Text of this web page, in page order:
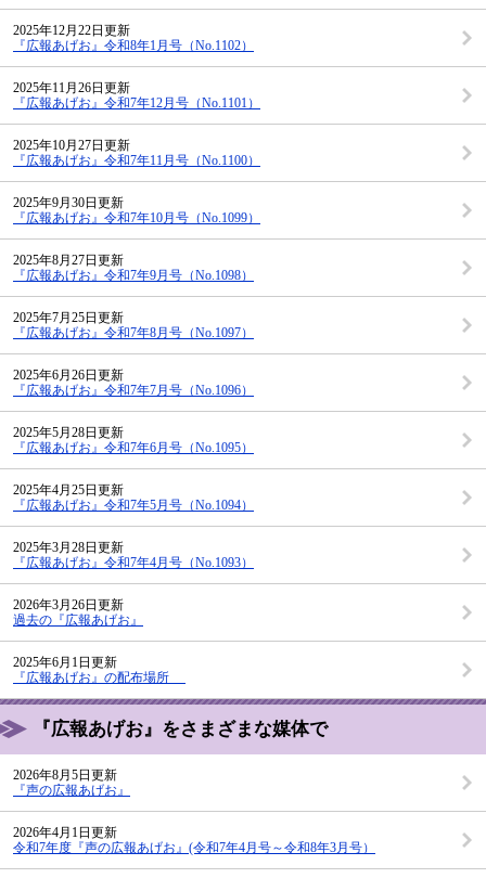
2025年12月22日更新
『広報あげお』令和8年1月号（No.1102）
2025年11月26日更新
『広報あげお』令和7年12月号（No.1101）
2025年10月27日更新
『広報あげお』令和7年11月号（No.1100）
2025年9月30日更新
『広報あげお』令和7年10月号（No.1099）
2025年8月27日更新
『広報あげお』令和7年9月号（No.1098）
2025年7月25日更新
『広報あげお』令和7年8月号（No.1097）
2025年6月26日更新
『広報あげお』令和7年7月号（No.1096）
2025年5月28日更新
『広報あげお』令和7年6月号（No.1095）
2025年4月25日更新
『広報あげお』令和7年5月号（No.1094）
2025年3月28日更新
『広報あげお』令和7年4月号（No.1093）
2026年3月26日更新
過去の『広報あげお』
2025年6月1日更新
『広報あげお』の配布場所
『広報あげお』をさまざまな媒体で
2026年8月5日更新
『声の広報あげお』
2026年4月1日更新
令和7年度『声の広報あげお』(令和7年4月号～令和8年3月号）